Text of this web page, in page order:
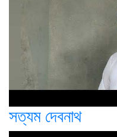
সত্যম দেবনাথ